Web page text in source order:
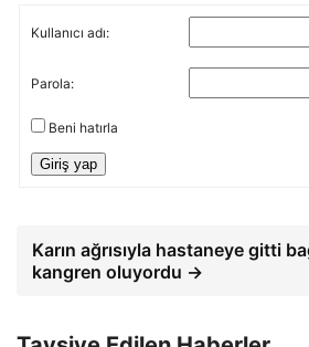
Kullanıcı adı:
Parola:
Beni hatırla
Giriş yap
Karın ağrısıyla hastaneye gitti
kangren oluyordu →